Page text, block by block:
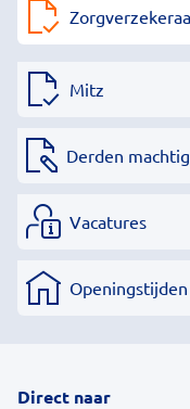
Mitz
Derden
Vacatures
Openingstijden
Direct naar